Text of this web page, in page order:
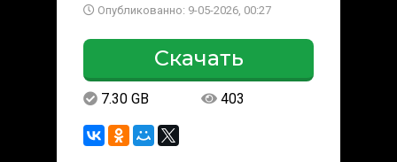
Опубликованно: 9-05-2026, 00:27
Скачать
7.30 GB 403